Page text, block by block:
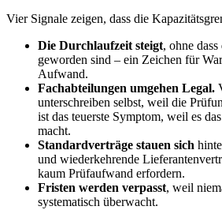
Vier Signale zeigen, dass die
Die Durchlaufzeit steigt, ohne
geworden sind – ein Zeichen für
Aufwand.
Fachabteilungen umgehen Legal.
unterschreiben selbst, weil die
ist das teuerste Symptom, weil es
macht.
Standardverträge stauen sich
und wiederkehrende
kaum Prüfaufwand erfordern.
Fristen werden verpasst, weil
systematisch überwacht.